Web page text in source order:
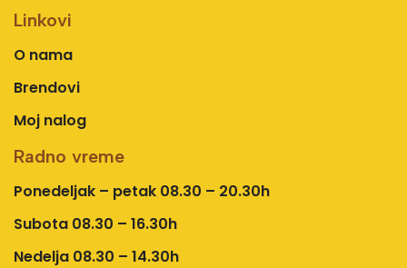
Linkovi
O nama
Brendovi
Moj nalog
Radno vreme
Ponedeljak – petak 08.30 – 20.30h
Subota 08.30 – 16.30h
Nedelja 08.30 – 14.30h